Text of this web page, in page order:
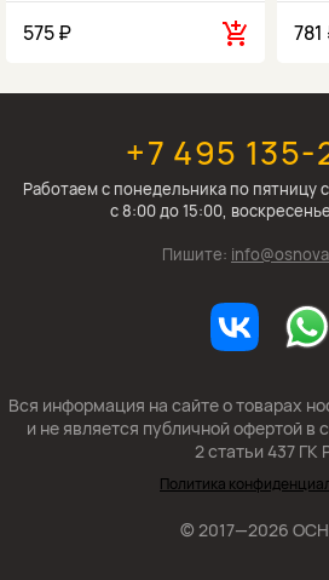
575 ₽
Вся информация на сайте о товарах
и не является публичной офертой в
2 статьи 437 ГК
Политика
© 2017—2026
+7 495
Работаем c понедельника по пятницу
с 8:00 до 15:00,
Пишите: